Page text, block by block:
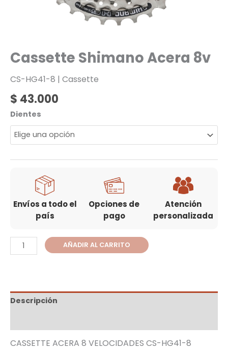
Cassette Shimano Acera 8v
CS-HG41-8 | Cassette
$ 43.000
Dientes
Envíos a todo el
país
Opciones de
pago
Atención
personalizada
AÑADIR AL CARRITO
Descripción
CASSETTE ACERA 8 VELOCIDADES CS-HG41-8